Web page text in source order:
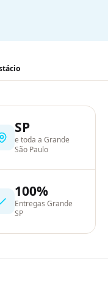
SP
e toda a Grande
São Paulo
100%
Entregas Grande
SP